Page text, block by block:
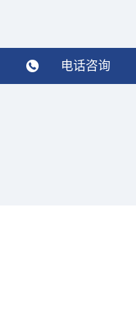
 电话咨询